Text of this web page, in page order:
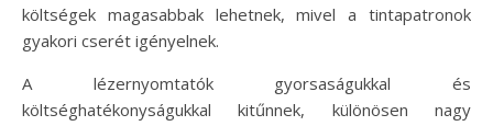
költségek magasabbak lehetnek, mivel a tintapatronok
gyakori cserét igényelnek.
A lézernyomtatók gyorsaságukkal és
költséghatékonyságukkal kitűnnek, különösen nagy